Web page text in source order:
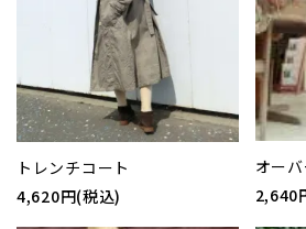
トレンチコート
4,620円(税込)
オー
2,640